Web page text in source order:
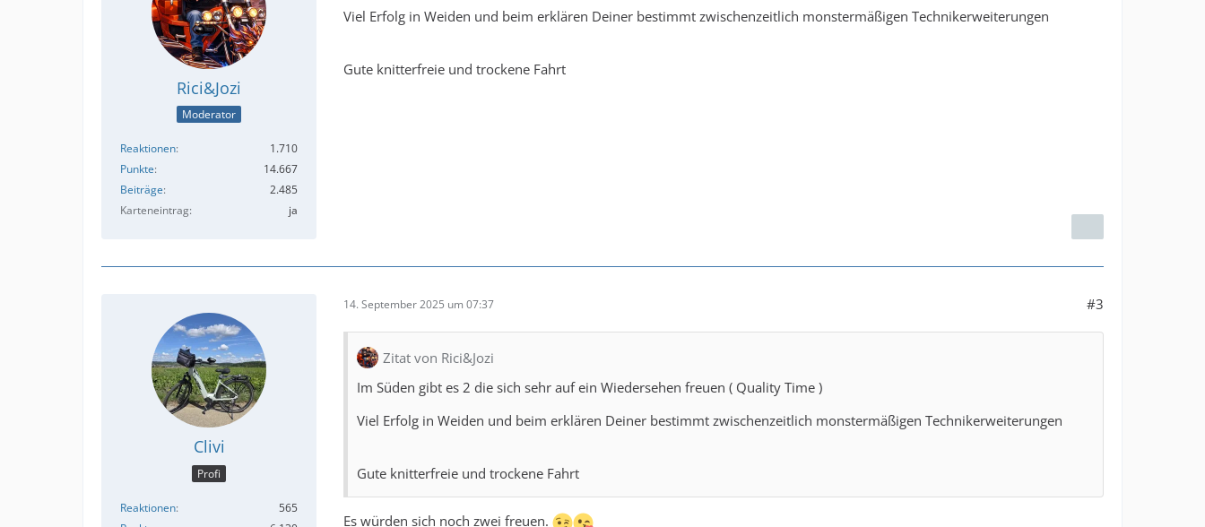
Rici&Jozi
Moderator
Reaktionen
1.710
Punkte
14.667
Beiträge
2.485
Karteneintrag
ja
Viel Erfolg in Weiden und beim erklären Deiner bestimmt zwischenzeitlich monstermäßigen Technikerweiterungen
Gute knitterfreie und trockene Fahrt
Clivi
Profi
Reaktionen
565
14. September 2025 um 07:37 #3
Zitat von Rici&Jozi
Im Süden gibt es 2 die sich sehr auf ein Wiedersehen freuen ( Quality Time )
Viel Erfolg in Weiden und beim erklären Deiner bestimmt zwischenzeitlich monstermäßigen Technikerweiterungen
Gute knitterfreie und trockene Fahrt
Es würden sich noch zwei freuen.